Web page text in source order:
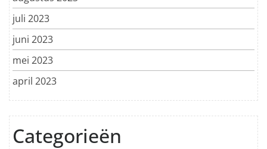
juli 2023
juni 2023
mei 2023
april 2023
Categorieën